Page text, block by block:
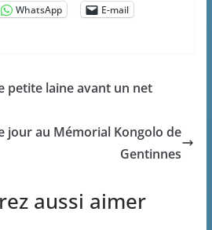
WhatsApp
E-mail
petite laine avant un net
jour au Mémorial Kongolo de
Gentinnes
aussi aimer